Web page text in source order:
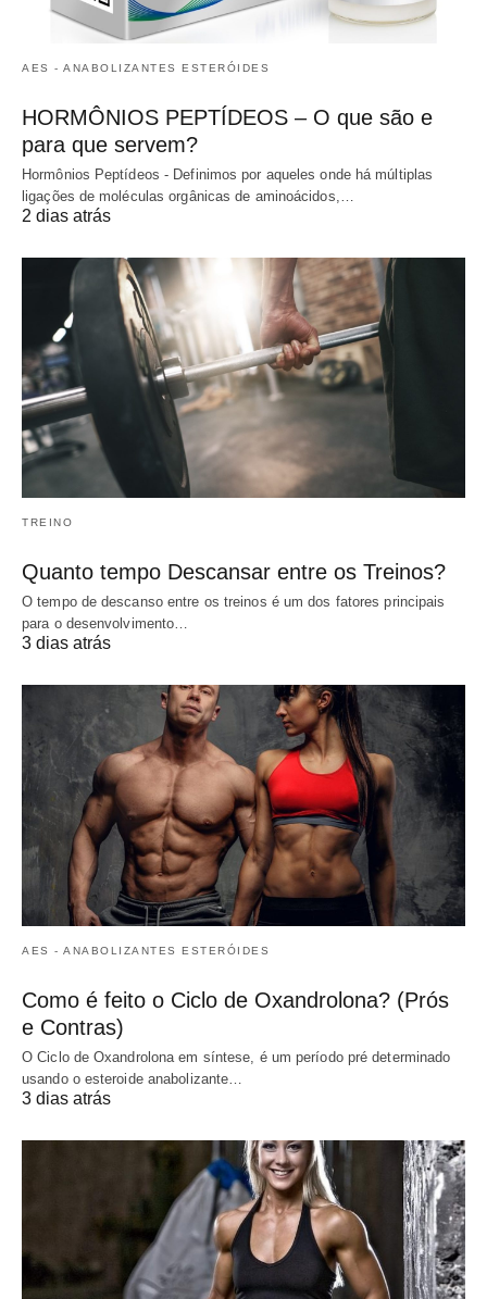
AES - ANABOLIZANTES ESTERÓIDES
HORMÔNIOS PEPTÍDEOS – O que são e
para que servem?
Hormônios Peptídeos - Definimos por aqueles onde há múltiplas
ligações de moléculas orgânicas de aminoácidos,…
2 dias atrás
TREINO
Quanto tempo Descansar entre os Treinos?
O tempo de descanso entre os treinos é um dos fatores principais
para o desenvolvimento…
3 dias atrás
AES - ANABOLIZANTES ESTERÓIDES
Como é feito o Ciclo de Oxandrolona? (Prós
e Contras)
O Ciclo de Oxandrolona em síntese, é um período pré determinado
usando o esteroide anabolizante…
3 dias atrás